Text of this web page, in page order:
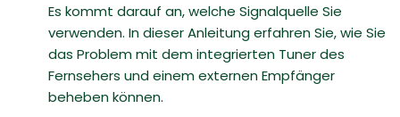
Es kommt darauf an, welche Signalquelle Sie
verwenden. In dieser Anleitung erfahren Sie, wie Sie
das Problem mit dem integrierten Tuner des
Fernsehers und einem externen Empfänger
beheben können.